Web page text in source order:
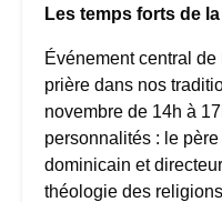
Les temps forts de
Événement central
prière dans nos
novembre de 14h à
personnalités : le
dominicain et
théologie des